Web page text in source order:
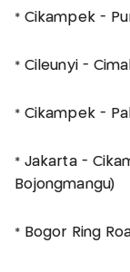
* Cikampek -
* Cileunyi -
* Cikampek -
* Jakarta -
Bojongmangu)
* Bogor Ring